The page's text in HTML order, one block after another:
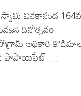
స్వామి వివేకానంద
దినోత్సవo
అధికారి
పాపాయిపేట్ …